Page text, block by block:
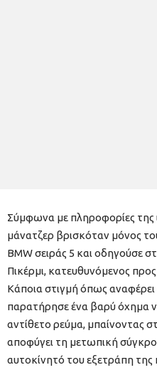
Σύμφωνα με πληροφορίες της
μάνατζερ βρισκόταν μόνος
BMW σειράς 5 και οδηγούσε
Πικέρμι, κατευθυνόμενος
Κάποια στιγμή όπως
παρατήρησε ένα βαρύ όχημα
αντίθετο ρεύμα, μπαίνοντας
αποφύγει τη μετωπική
αυτοκίνητό του εξετράπη της